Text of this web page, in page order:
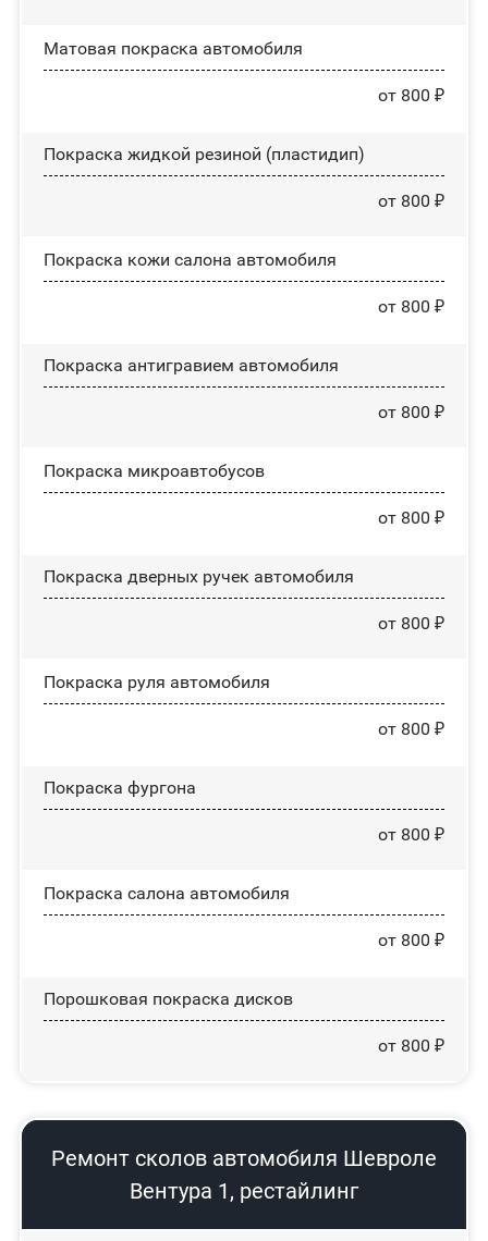
Матовая покраска автомобиля
от 800 ₽
Покраска жидкой резиной (пластидип)
от 800 ₽
Покраска кожи салона автомобиля
от 800 ₽
Покраска антигравием автомобиля
от 800 ₽
Покраска микроавтобусов
от 800 ₽
Покраска дверных ручек автомобиля
от 800 ₽
Покраска руля автомобиля
от 800 ₽
Покраска фургона
от 800 ₽
Покраска салона автомобиля
от 800 ₽
Порошковая покраска дисков
от 800 ₽
Ремонт сколов автомобиля Шевроле
Вентура 1, рестайлинг